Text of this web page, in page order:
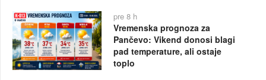
pre 8 h
Vremenska prognoza za
Pančevo: Vikend donosi blagi
pad temperature, ali ostaje
toplo